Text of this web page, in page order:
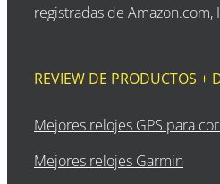
registradas de Amazon.com,
REVIEW DE PRODUCTOS +
Mejores relojes GPS para
Mejores relojes Garmin